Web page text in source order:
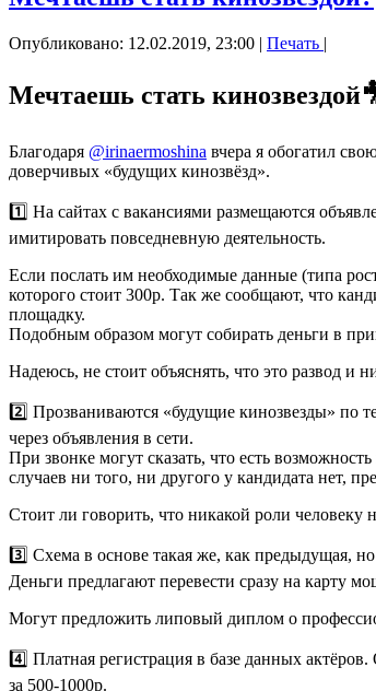
Опубликовано: 12.02.2019, 23:00 | Печать |
Мечтаешь стать
Благодаря @irinaermoshina вчера я обогатил
доверчивых «будущих кинозвёзд».
1️⃣ На сайтах с вакансиями размещаются
имитировать повседневную деятельность.
Если послать им необходимые данные (типа
которого стоит 300р. Так же сообщают, что
площадку.
Подобным образом могут собирать деньги в
Надеюсь, не стоит объяснять, что это развод и
2️⃣ Прозваниваются «будущие кинозвезды» по
через объявления в сети.
При звонке могут сказать, что есть
случаев ни того, ни другого у кандидата нет,
Стоит ли говорить, что никакой роли человеку
3️⃣ Схема в основе такая же, как предыдущая,
Деньги предлагают перевести сразу на карту
Могут предложить липовый диплом о
4️⃣ Платная регистрация в базе данных
за 500-1000р.